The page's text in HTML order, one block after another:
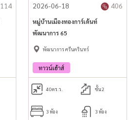
114 2026-06-18 406
หมู่บ้านเมืองทองการ์เด้นท์
พัฒนาการ 65
พัฒนาการ ศรีนครินทร์
ทาวน์เฮ้าส์
40ตร.ว. ชั้น2
3 ห้อง 3 ห้อง